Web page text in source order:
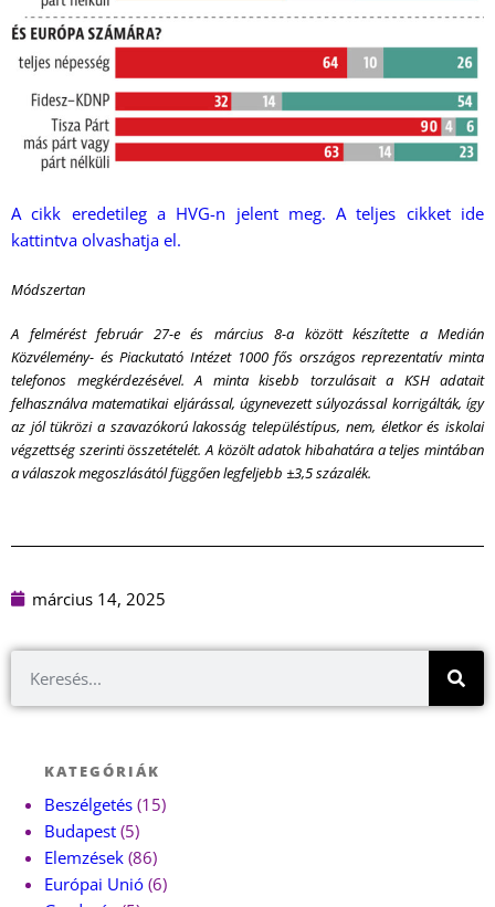
A cikk eredetileg a HVG-n jelent meg. A teljes cikket ide
kattintva olvashatja el.
Módszertan
A felmérést február 27-e és március 8-a között készítette a Medián
Közvélemény- és Piackutató Intézet 1000 fős országos reprezentatív minta
telefonos megkérdezésével. A minta kisebb torzulásait a KSH adatait
felhasználva matematikai eljárással, úgynevezett súlyozással korrigálták, így
az jól tükrözi a szavazókorú lakosság településtípus, nem, életkor és iskolai
végzettség szerinti összetételét. A közölt adatok hibahatára a teljes mintában
a válaszok megoszlásától függően legfeljebb ±3,5 százalék.
március 14, 2025
KATEGÓRIÁK
Beszélgetés (15)
Budapest (5)
Elemzések (86)
Európai Unió (6)